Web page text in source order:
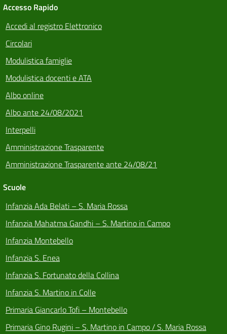
Accesso Rapido
Accedi al registro Elettronico
Circolari
Modulistica famiglie
Modulistica docenti e ATA
Albo online
Albo ante 24/08/2021
Interpelli
Amministrazione Trasparente
Amministrazione Trasparente ante 24/08/21
Scuole
Infanzia Ada Belati – S. Maria Rossa
Infanzia Mahatma Gandhi – S. Martino in Campo
Infanzia Montebello
Infanzia S. Enea
Infanzia S. Fortunato della Collina
Infanzia S. Martino in Colle
Primaria Giancarlo Tofi – Montebello
Primaria Gino Rugini – S. Martino in Campo / S. Maria Rossa